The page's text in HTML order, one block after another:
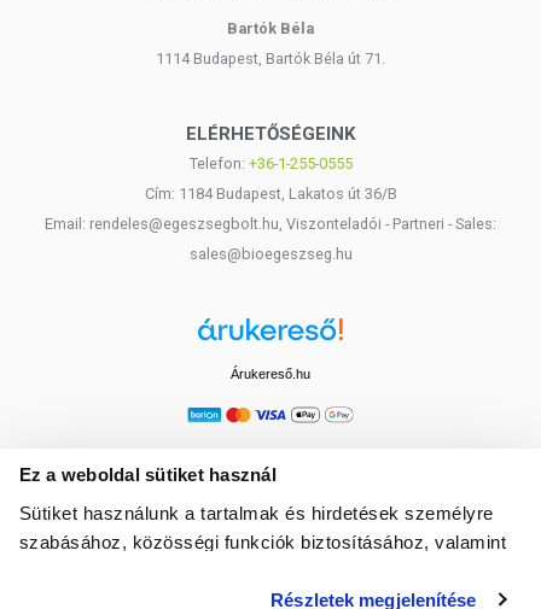
Ez a weboldal sütiket használ
Sütiket használunk a tartalmak és hirdetések személyre
szabásához, közösségi funkciók biztosításához, valamint
média-, hirdető- és elemező partnereinkkel megosztjuk az
Részletek megjelenítése
Bartók Béla
1114 Budapest, Bartók Béla út 71.
ELÉRHETŐSÉGEINK
Telefon: +36-1-255-0555
Cím: 1184 Budapest, Lakatos út 36/B
Email: rendeles@egeszsegbolt.hu, Viszonteladói - Partneri - Sales:
sales@bioegeszseg.hu
Árukereső.hu